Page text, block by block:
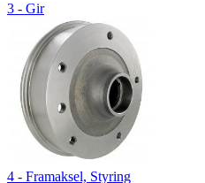
3 - Gir
4 - Framaksel, Styring